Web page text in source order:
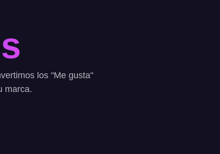
los "Me gusta"
marca.